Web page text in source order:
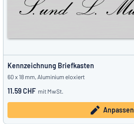
Kennzeichnung Briefkasten
60 x 18 mm, Aluminium eloxiert
11.59 CHF mit MwSt.
Anpassen